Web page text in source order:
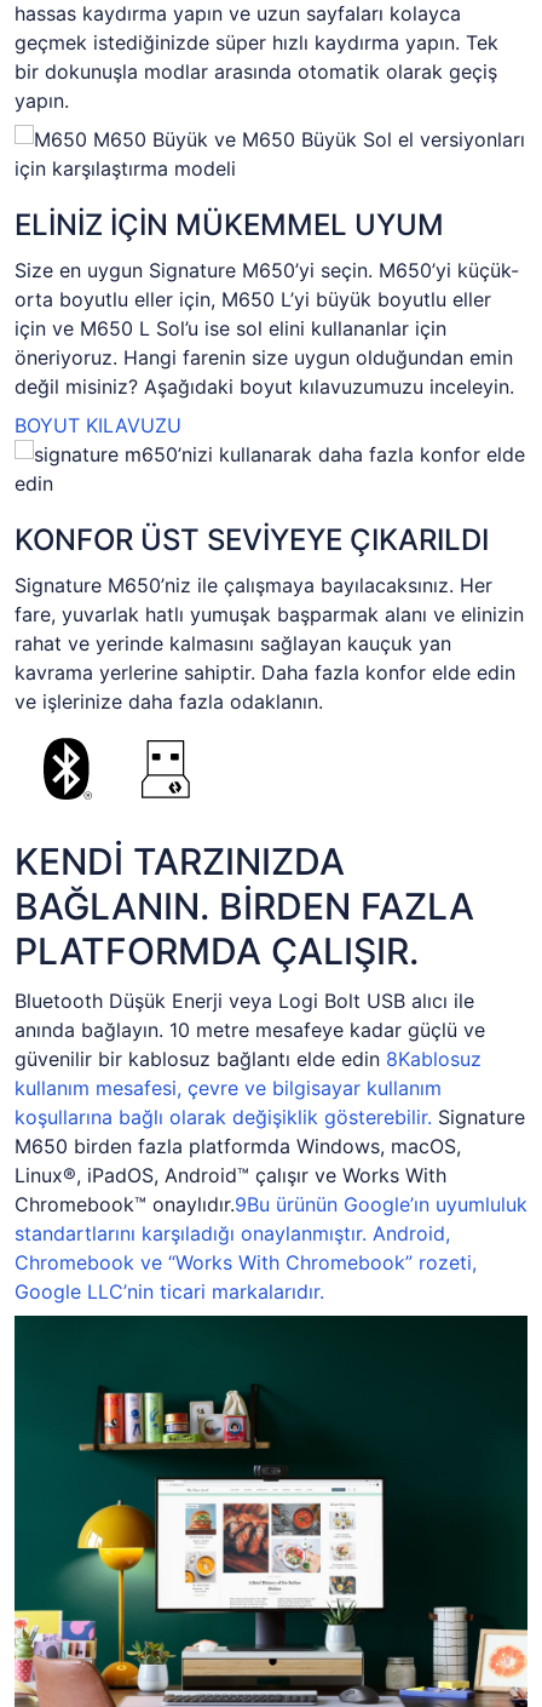
hassas kaydırma yapın ve uzun sayfaları kolayca
geçmek istediğinizde süper hızlı kaydırma yapın. Tek
bir dokunuşla modlar arasında otomatik olarak geçiş
yapın.
ELİNİZ İÇİN MÜKEMMEL UYUM
Size en uygun Signature M650’yi seçin. M650’yi küçük-
orta boyutlu eller için, M650 L’yi büyük boyutlu eller
için ve M650 L Sol’u ise sol elini kullananlar için
öneriyoruz. Hangi farenin size uygun olduğundan emin
değil misiniz? Aşağıdaki boyut kılavuzumuzu inceleyin.
BOYUT KILAVUZU
KONFOR ÜST SEVİYEYE ÇIKARILDI
Signature M650’niz ile çalışmaya bayılacaksınız. Her
fare, yuvarlak hatlı yumuşak başparmak alanı ve elinizin
rahat ve yerinde kalmasını sağlayan kauçuk yan
kavrama yerlerine sahiptir. Daha fazla konfor elde edin
ve işlerinize daha fazla odaklanın.
KENDİ TARZINIZDA
BAĞLANIN. BİRDEN FAZLA
PLATFORMDA ÇALIŞIR.
Bluetooth Düşük Enerji veya Logi Bolt USB alıcı ile
anında bağlayın. 10 metre mesafeye kadar güçlü ve
güvenilir bir kablosuz bağlantı elde edin 8Kablosuz
kullanım mesafesi, çevre ve bilgisayar kullanım
koşullarına bağlı olarak değişiklik gösterebilir. Signature
M650 birden fazla platformda Windows, macOS,
Linux®, iPadOS, Android™ çalışır ve Works With
Chromebook™ onaylıdır.9Bu ürünün Google’ın uyumluluk
standartlarını karşıladığı onaylanmıştır. Android,
Chromebook ve “Works With Chromebook” rozeti,
Google LLC’nin ticari markalarıdır.